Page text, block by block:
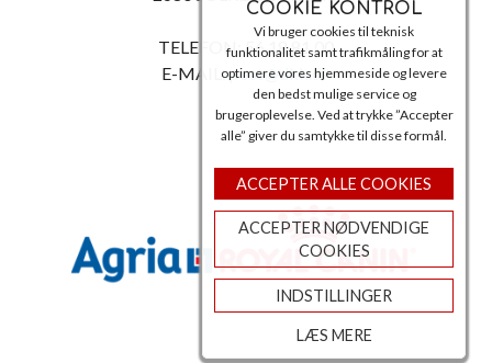
COOKIE KONTROL
Vi bruger cookies til teknisk
funktionalitet samt trafikmåling for at
optimere vores hjemmeside og levere
den bedst mulige service og
brugeroplevelse. Ved at trykke ”Accepter
alle” giver du samtykke til disse formål.
ACCEPTER ALLE COOKIES
ACCEPTER NØDVENDIGE
COOKIES
INDSTILLINGER
LÆS MERE
TELEFON: 56 18 81 00
E-MAIL:post@dkk.dk